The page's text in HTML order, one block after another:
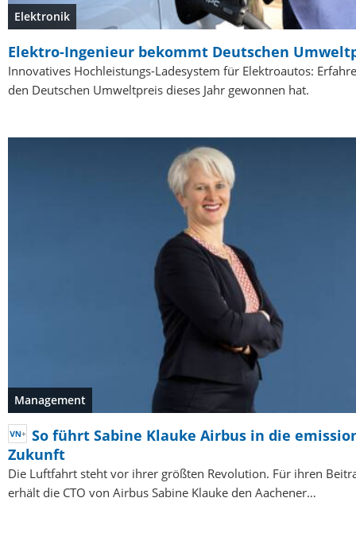
Elektronik
Elektro-Ingenieur bekommt Deutschen
Innovatives Hochleistungs-Ladesystem für Elektroautos:
den Deutschen Umweltpreis dieses Jahr gewonnen hat.
Management
So führt Sabine Klauke Airbus in die
Zukunft
Die Luftfahrt steht vor ihrer größten Revolution. Für ihren
erhält die CTO von Airbus Sabine Klauke den Aachener…